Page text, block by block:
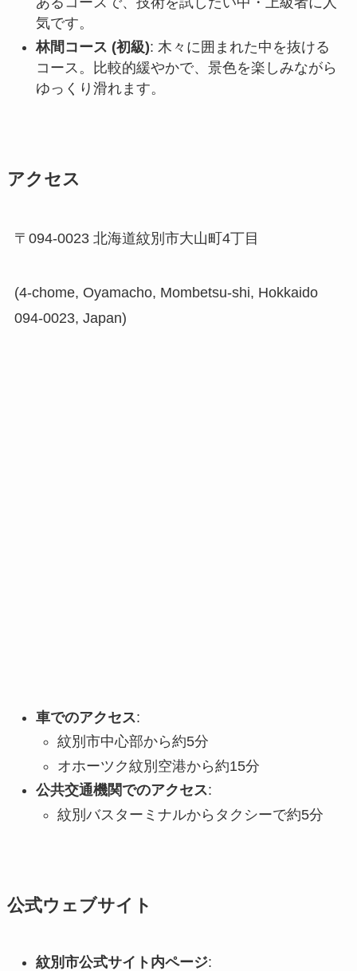
気です。
林間コース (初級): 木々に囲まれた中を抜ける
コース。比較的緩やかで、景色を楽しみながら
ゆっくり滑れます。
アクセス
〒094-0023 北海道紋別市大山町4丁目
(4-chome, Oyamacho, Mombetsu-shi, Hokkaido
094-0023, Japan)
車でのアクセス:
紋別市中心部から約5分
オホーツク紋別空港から約15分
公共交通機関でのアクセス:
紋別バスターミナルからタクシーで約5分
公式ウェブサイト
紋別市公式サイト内ページ: